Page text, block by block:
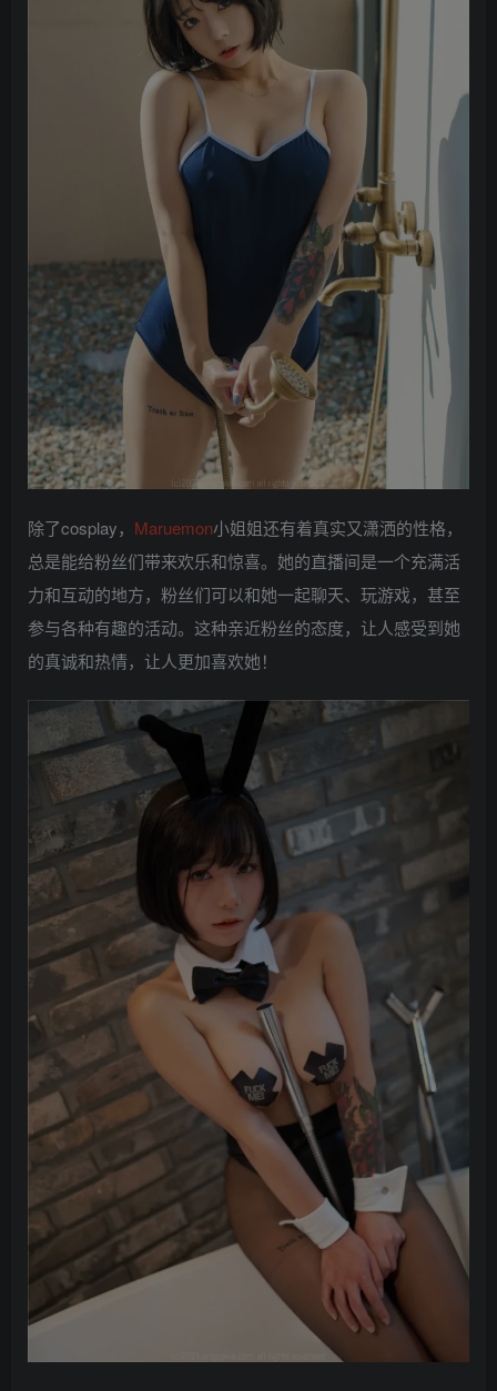
除了cosplay， Maruemon小姐姐还有着真实又潇洒的性格，
总是能给粉丝们带来欢乐和惊喜。她的直播间是一个充满活
力和互动的地方，粉丝们可以和她一起聊天、玩游戏，甚至
参与各种有趣的活动。这种亲近粉丝的态度，让人感受到她
的真诚和热情，让人更加喜欢她！